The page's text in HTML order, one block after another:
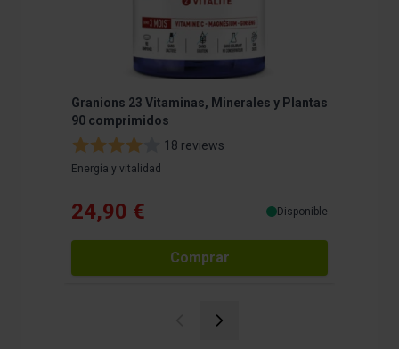
Granions 23 Vitaminas, Minerales y Plantas
90 comprimidos
18 reviews
Energía y vitalidad
24,90 € Disponible
Comprar